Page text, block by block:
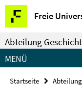
Springe
direkt
zu
Inhalt
Freie
Service-
Navigation
Abteilung
MENÜ
Startseite